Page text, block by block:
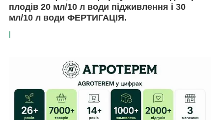
плодів 20 мл/10 л води підживлення і 30
мл/10 л води ФЕРТИГАЦІЯ.